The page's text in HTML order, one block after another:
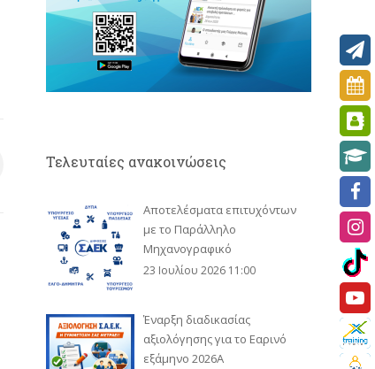
Τελευταίες ανακοινώσεις
Αποτελέσματα επιτυχόντων
με το Παράλληλο
Μηχανογραφικό
23 Ιουλίου 2026 11:00
Έναρξη διαδικασίας
αξιολόγησης για το Εαρινό
εξάμηνο 2026Α